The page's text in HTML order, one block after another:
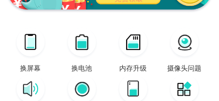
换屏幕 换电池 内存升级 摄像头问题